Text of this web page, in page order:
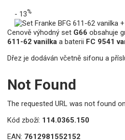
- 13%
Cenově výhodný set G66 obsahuje
611-62 vanilka a baterii FC 9541
Dřez je dodáván včetně sifonu a
Not Found
The requested URL was not found
Kód zboží: 114.0365.150
EAN: 7612981552152